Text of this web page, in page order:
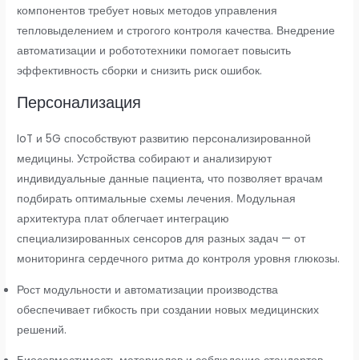
компонентов требует новых методов управления
тепловыделением и строгого контроля качества. Внедрение
автоматизации и робототехники помогает повысить
эффективность сборки и снизить риск ошибок.
Персонализация
IoT и 5G способствуют развитию персонализированной
медицины. Устройства собирают и анализируют
индивидуальные данные пациента, что позволяет врачам
подбирать оптимальные схемы лечения. Модульная
архитектура плат облегчает интеграцию
специализированных сенсоров для разных задач — от
мониторинга сердечного ритма до контроля уровня глюкозы.
Рост модульности и автоматизации производства
обеспечивает гибкость при создании новых медицинских
решений.